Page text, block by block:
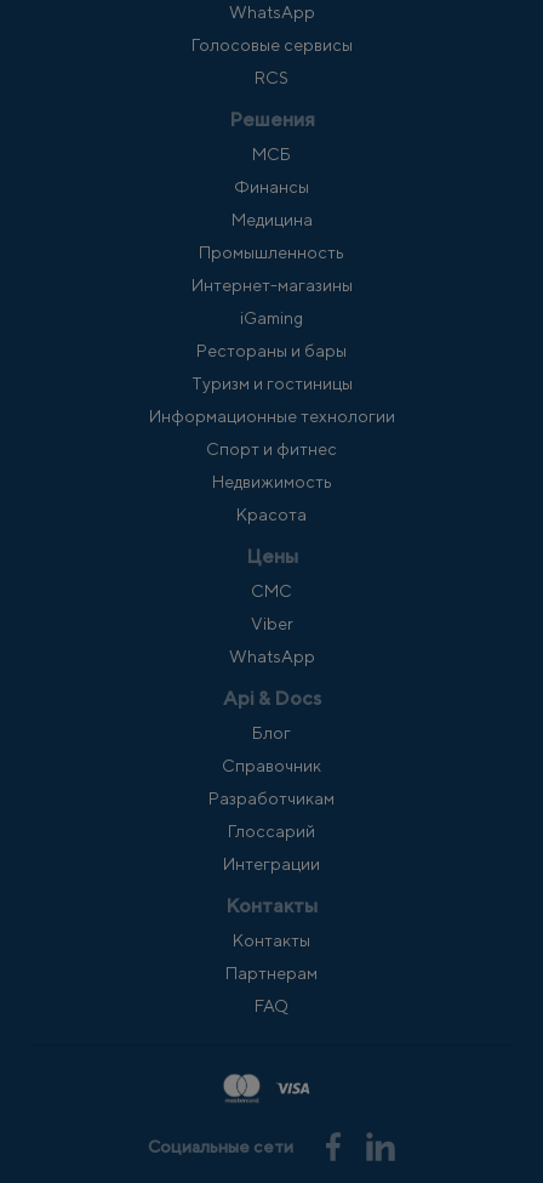
WhatsApp
Голосовые сервисы
RCS
Решения
МСБ
Финансы
Медицина
Промышленность
Интернет-магазины
iGaming
Рестораны и бары
Туризм и гостиницы
Информационные технологии
Спорт и фитнес
Недвижимость
Красота
Цены
СМС
Viber
WhatsApp
Api & Docs
Блог
Справочник
Разработчикам
Глоссарий
Интеграции
Контакты
Контакты
Партнерам
FAQ
Социальные сети